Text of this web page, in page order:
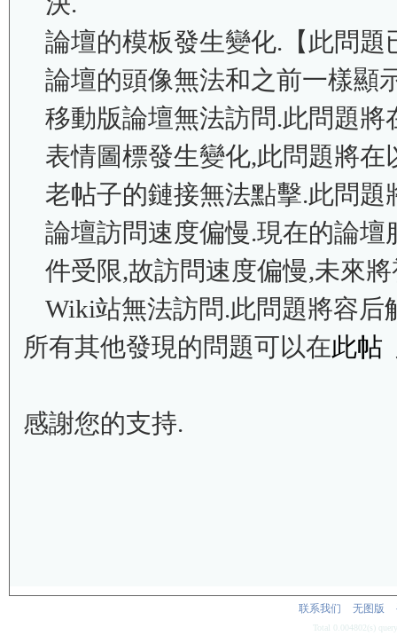
論壇的模板發生變化.【此問題
論壇的頭像無法和之前一樣顯
移動版論壇無法訪問.此問題將
表情圖標發生變化,此問題將在
老帖子的鏈接無法點擊.此問題
論壇訪問速度偏慢.現在的論
件受限,故訪問速度偏慢,未來
Wiki站無法訪問.此問題將容后
所有其他發現的問題可以在此帖
感謝您的支持.
联系我们 无图版
Total 0.004802(s)